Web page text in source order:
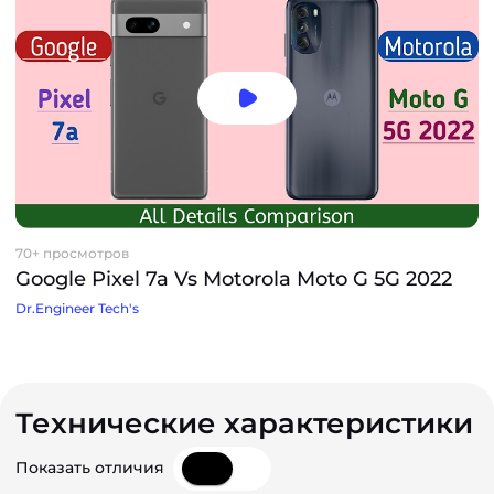
70+ просмотров
Google Pixel 7a Vs Motorola Moto G 5G 2022
Dr.Engineer Tech's
Технические характеристики
Показать отличия